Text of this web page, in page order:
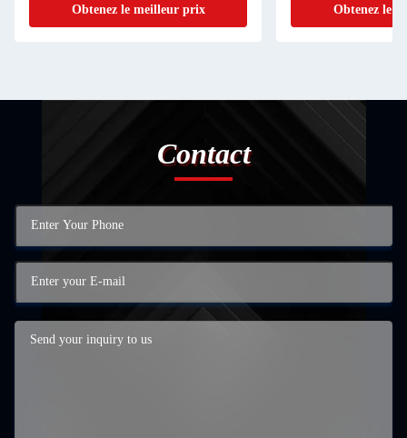
Obtenez le meilleur prix Obtenez le
Contact